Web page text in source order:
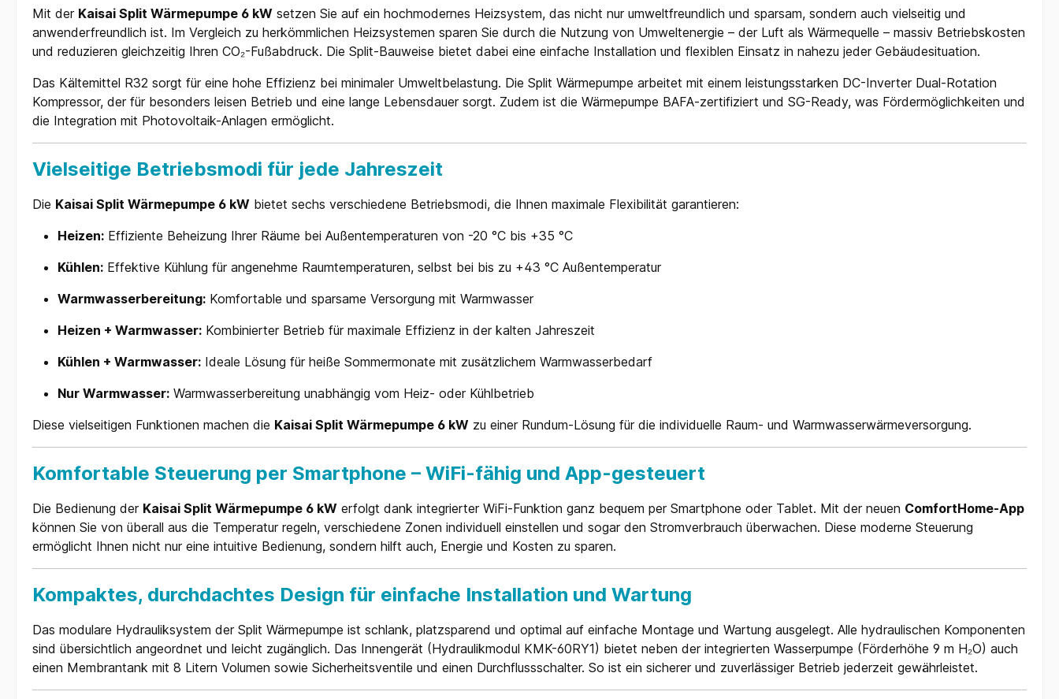
Mit der Kaisai Split Wärmepumpe 6 kW setzen Sie auf ein hochmodernes Heizsystem, das nicht nur umweltfreundlich und sparsam, sondern auch vielseitig und
anwenderfreundlich ist. Im Vergleich zu herkömmlichen Heizsystemen sparen Sie durch die Nutzung von Umweltenergie – der Luft als Wärmequelle – massiv Betriebskosten
und reduzieren gleichzeitig Ihren CO₂-Fußabdruck. Die Split-Bauweise bietet dabei eine einfache Installation und flexiblen Einsatz in nahezu jeder Gebäudesituation.
Das Kältemittel R32 sorgt für eine hohe Effizienz bei minimaler Umweltbelastung. Die Split Wärmepumpe arbeitet mit einem leistungsstarken DC-Inverter Dual-Rotation
Kompressor, der für besonders leisen Betrieb und eine lange Lebensdauer sorgt. Zudem ist die Wärmepumpe BAFA-zertifiziert und SG-Ready, was Fördermöglichkeiten und
die Integration mit Photovoltaik-Anlagen ermöglicht.
Vielseitige Betriebsmodi für jede Jahreszeit
Die Kaisai Split Wärmepumpe 6 kW bietet sechs verschiedene Betriebsmodi, die Ihnen maximale Flexibilität garantieren:
Heizen: Effiziente Beheizung Ihrer Räume bei Außentemperaturen von -20 °C bis +35 °C
Kühlen: Effektive Kühlung für angenehme Raumtemperaturen, selbst bei bis zu +43 °C Außentemperatur
Warmwasserbereitung: Komfortable und sparsame Versorgung mit Warmwasser
Heizen + Warmwasser: Kombinierter Betrieb für maximale Effizienz in der kalten Jahreszeit
Kühlen + Warmwasser: Ideale Lösung für heiße Sommermonate mit zusätzlichem Warmwasserbedarf
Nur Warmwasser: Warmwasserbereitung unabhängig vom Heiz- oder Kühlbetrieb
Diese vielseitigen Funktionen machen die Kaisai Split Wärmepumpe 6 kW zu einer Rundum-Lösung für die individuelle Raum- und Warmwasserwärmeversorgung.
Komfortable Steuerung per Smartphone – WiFi-fähig und App-gesteuert
Die Bedienung der Kaisai Split Wärmepumpe 6 kW erfolgt dank integrierter WiFi-Funktion ganz bequem per Smartphone oder Tablet. Mit der neuen ComfortHome-App
können Sie von überall aus die Temperatur regeln, verschiedene Zonen individuell einstellen und sogar den Stromverbrauch überwachen. Diese moderne Steuerung
ermöglicht Ihnen nicht nur eine intuitive Bedienung, sondern hilft auch, Energie und Kosten zu sparen.
Kompaktes, durchdachtes Design für einfache Installation und Wartung
Das modulare Hydrauliksystem der Split Wärmepumpe ist schlank, platzsparend und optimal auf einfache Montage und Wartung ausgelegt. Alle hydraulischen Komponenten
sind übersichtlich angeordnet und leicht zugänglich. Das Innengerät (Hydraulikmodul KMK-60RY1) bietet neben der integrierten Wasserpumpe (Förderhöhe 9 m H₂O) auch
einen Membrantank mit 8 Litern Volumen sowie Sicherheitsventile und einen Durchflussschalter. So ist ein sicherer und zuverlässiger Betrieb jederzeit gewährleistet.